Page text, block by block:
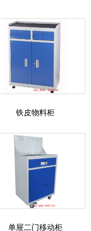
铁皮物料柜
单屉二门移动柜